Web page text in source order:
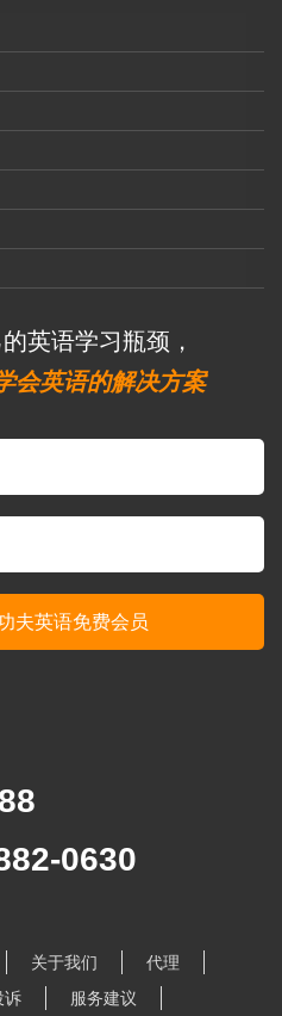
英语学习瓶颈，
会英语的解决方案
0630
关于我们
代理
诉 服务建议